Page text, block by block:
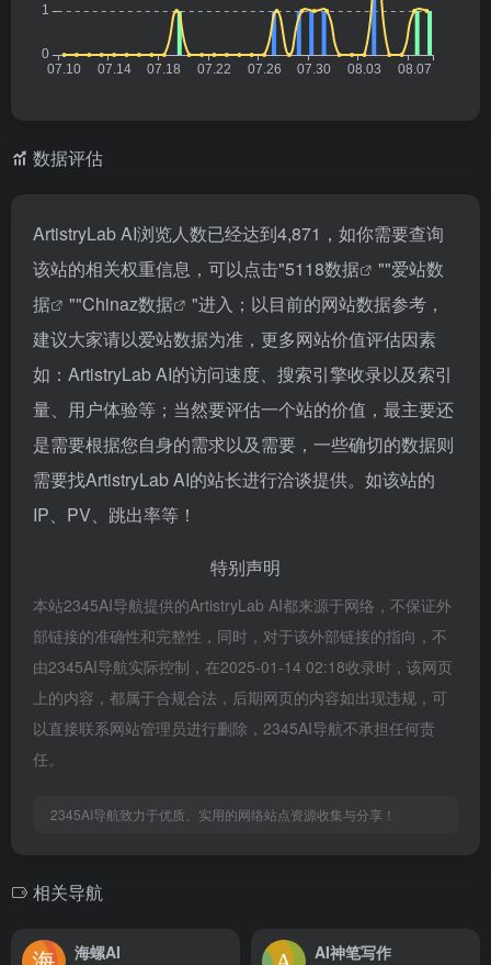
数据评估
ArtistryLab AI浏览人数已经达到4,871，如你需要查询
该站的相关权重信息，可以点击"5118数据 ""爱站数
据
""Chinaz数据
"进入；以目前的网站数据参考，
建议大家请以爱站数据为准，更多网站价值评估因素
如：ArtistryLab AI的访问速度、搜索引擎收录以及索引
量、用户体验等；当然要评估一个站的价值，最主要还
是需要根据您自身的需求以及需要，一些确切的数据则
需要找ArtistryLab AI的站长进行洽谈提供。如该站的
IP、PV、跳出率等！
特别声明
本站2345AI导航提供的ArtistryLab AI都来源于网络，不保证外
部链接的准确性和完整性，同时，对于该外部链接的指向，不
由2345AI导航实际控制，在2025-01-14 02:18收录时，该网页
上的内容，都属于合规合法，后期网页的内容如出现违规，可
以直接联系网站管理员进行删除，2345AI导航不承担任何责
任。
2345AI导航致力于优质、实用的网络站点资源收集与分享！
相关导航
海螺AI AI神笔写作